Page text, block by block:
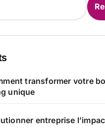
transformer votre
unique
entreprise